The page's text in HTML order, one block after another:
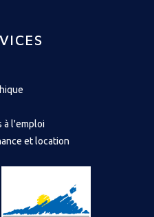
à l'emploi
et location